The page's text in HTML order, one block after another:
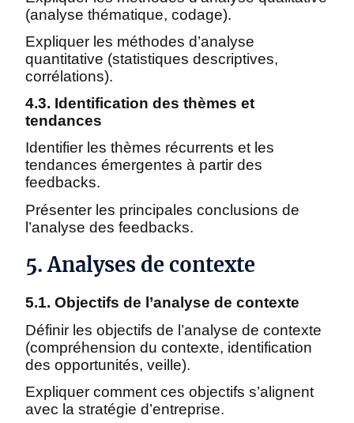
(analyse thématique, codage).
Expliquer les méthodes d’analyse
quantitative (statistiques descriptives,
corrélations).
4.3. Identification des thèmes et
tendances
Identifier les thèmes récurrents et les
tendances émergentes à partir des
feedbacks.
Présenter les principales conclusions de
l’analyse des feedbacks.
5. Analyses de contexte
5.1. Objectifs de l’analyse de contexte
Définir les objectifs de l’analyse de contexte
(compréhension du contexte, identification
des opportunités, veille).
Expliquer comment ces objectifs s’alignent
avec la stratégie d’entreprise.